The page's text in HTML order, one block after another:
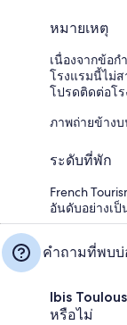
หมายเหตุ
เนื่องจากข้อ
โรงแรมนี้ไม่ส
โปรดติดต่อโ
ภาพถ่ายข้าง
ระดับที่พัก
French
อันดับอย่างเ
คำถามที่พบบ่
Ibis
หรือไม่